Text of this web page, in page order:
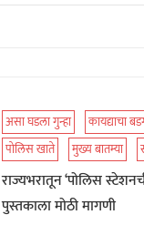
असा घडला गुन्हा कायद्याचा
पोलिस खाते
मुख्य बातम्या
राज्यभरातून ‘पोलिस
पुस्तकाला मोठी मागणी